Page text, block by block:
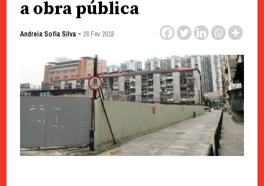
a obra pública
Andreia Sofia Silva- 26 Fev 2018